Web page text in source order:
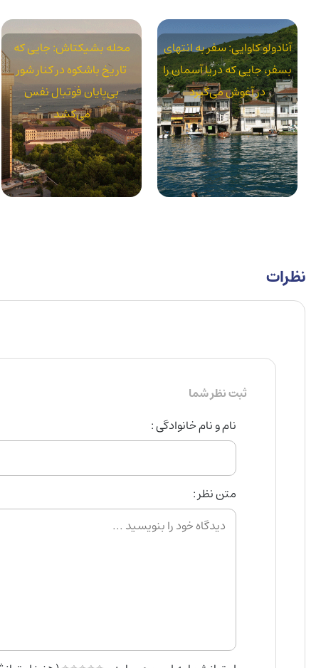
آنادولو کاوایی: سفر به انتهای
بسفر، جایی که دریا آسمان را
در آغوش می‌گیرد
محله بشیکتاش: جایی که
تاریخ باشکوه در کنار شور
بی‌پایان فوتبال نفس
می‌کشد
نظرات
ثبت نظر شما
نام و نام خانوادگی :
متن نظر :